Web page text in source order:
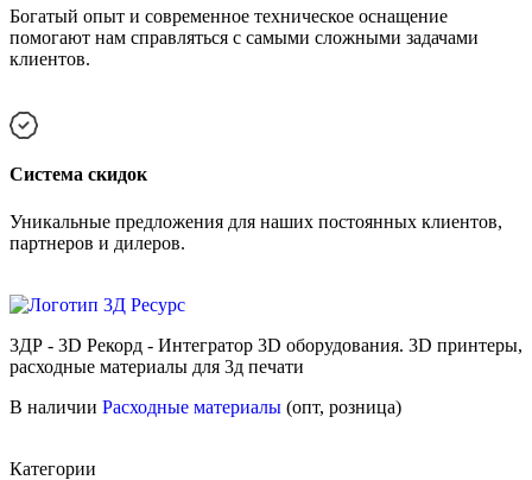
Богатый опыт и современное техническое оснащение
помогают нам справляться с самыми сложными задачами
клиентов.
Cистема скидок
Уникальные предложения для наших постоянных клиентов,
партнеров и дилеров.
3ДР - 3D Рекорд - Интегратор 3D оборудования. 3D принтеры,
расходные материалы для 3д печати
В наличии Расходные материалы (опт, розница)
Категории